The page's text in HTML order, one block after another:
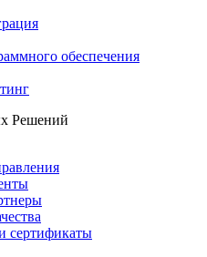
обеспечения
сертификаты